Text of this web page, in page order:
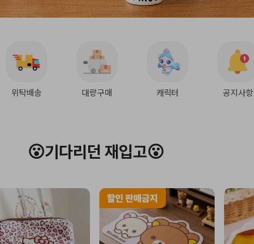
위탁배송 대량구매 캐릭터 공지사항
😮기다리던 재입고😮